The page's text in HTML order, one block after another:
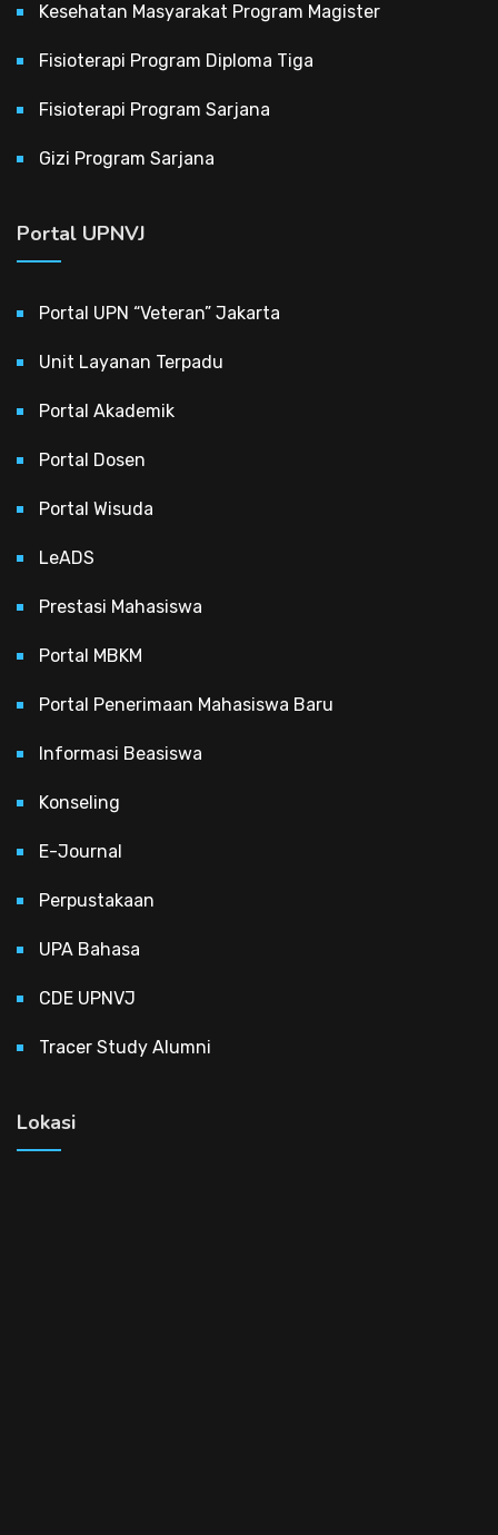
Kesehatan Masyarakat Program Magister
Fisioterapi Program Diploma Tiga
Fisioterapi Program Sarjana
Gizi Program Sarjana
Portal UPNVJ
Portal UPN “Veteran” Jakarta
Unit Layanan Terpadu
Portal Akademik
Portal Dosen
Portal Wisuda
LeADS
Prestasi Mahasiswa
Portal MBKM
Portal Penerimaan Mahasiswa Baru
Informasi Beasiswa
Konseling
E-Journal
Perpustakaan
UPA Bahasa
CDE UPNVJ
Tracer Study Alumni
Lokasi